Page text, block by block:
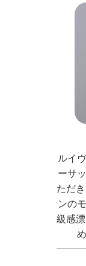
ルイ
ーサ
ただ
ンの
級感